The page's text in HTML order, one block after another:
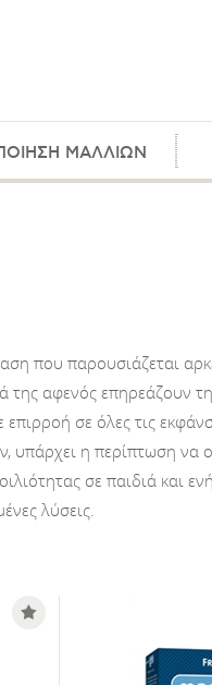
ΜΑΛΛΙΩΝ
που παρουσιάζεται
της αφενός επηρεάζουν
σε όλες τις
υπάρχει η περίπτωση
σε παιδιά και
λύσεις.